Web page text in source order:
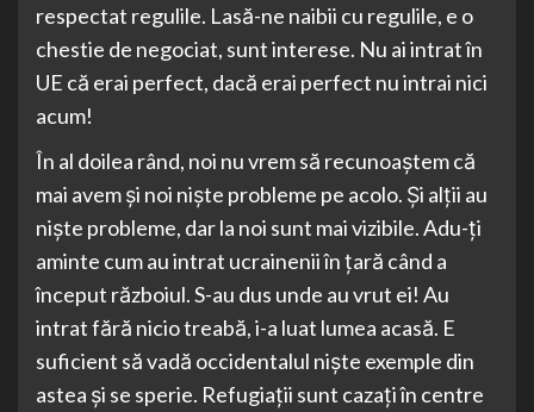
respectat regulile. Lasă-ne naibii cu regulile, e o
chestie de negociat, sunt interese. Nu ai intrat în
UE că erai perfect, dacă erai perfect nu intrai nici
acum!
În al doilea rând, noi nu vrem să recunoaștem că
mai avem și noi niște probleme pe acolo. Și alții au
niște probleme, dar la noi sunt mai vizibile. Adu-ți
aminte cum au intrat ucrainenii în țară când a
început războiul. S-au dus unde au vrut ei! Au
intrat fără nicio treabă, i-a luat lumea acasă. E
suficient să vadă occidentalul niște exemple din
astea și se sperie. Refugiații sunt cazați în centre